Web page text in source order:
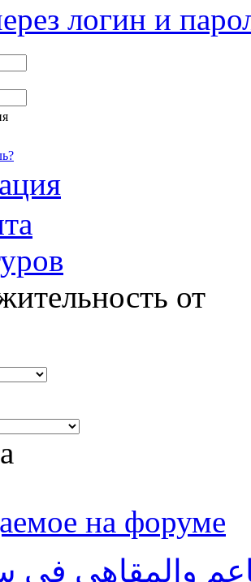
логин и
от
на форуме
والمقاهي في